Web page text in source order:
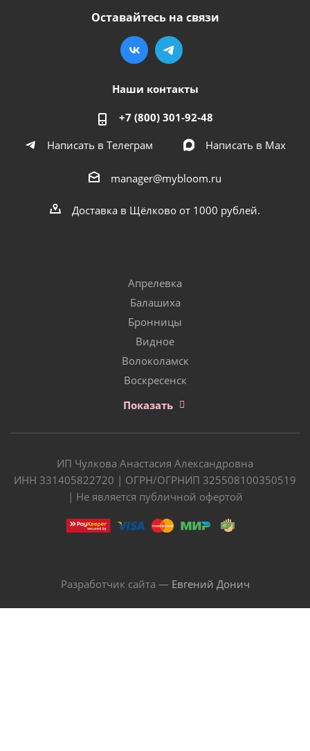
Оставайтесь на связи
Наши контакты
+7 (800) 301-92-48
Написать в Телеграм
Написать в Мах
manager@mybloom.ru
Доставка в Щёлково от 1000 рублей.
Апрелевка
Балашиха
Бронницы
Видное
Волоколамск
Воскресенск
Показать
ИП Чулкова Анастасия Александровна
ИНН 331405822720 | ОГРН/ОГРНИП 325508100350519
| Не является публичной офертой
Разработчик сайта — Евгений Донич